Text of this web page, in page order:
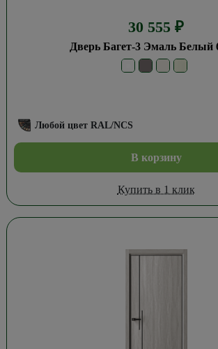
30 555 ₽
Дверь Багет-3 Эмаль Белый
Любой цвет RAL/NCS
В корзину
Купить в 1 клик